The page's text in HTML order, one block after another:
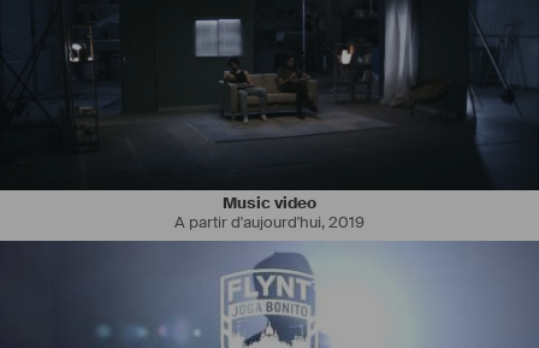
Music video
A partir d'aujourd'hui,2019